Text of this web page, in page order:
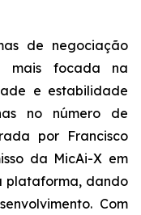
de negociação
mais focada na
e estabilidade
no número de
por Francisco
da MicAi-X em
plataforma, dando
Com